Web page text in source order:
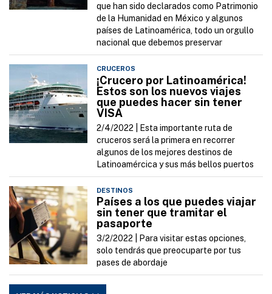
que han sido declarados como Patrimonio
de la Humanidad en México y algunos
países de Latinoamérica, todo un orgullo
nacional que debemos preservar
CRUCEROS
¡Crucero por Latinoamérica!
Estos son los nuevos viajes
que puedes hacer sin tener
VISA
2/4/2022 |
Esta importante ruta de
cruceros será la primera en recorrer
algunos de los mejores destinos de
Latinoamércica y sus más bellos puertos
DESTINOS
Países a los que puedes viajar
sin tener que tramitar el
pasaporte
3/2/2022 |
Para visitar estas opciones,
solo tendrás que preocuparte por tus
pases de abordaje